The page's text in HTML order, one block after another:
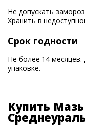
Не допускать
Хранить в
Срок годности
Не более 14 месяцев.
упаковке.
Купить